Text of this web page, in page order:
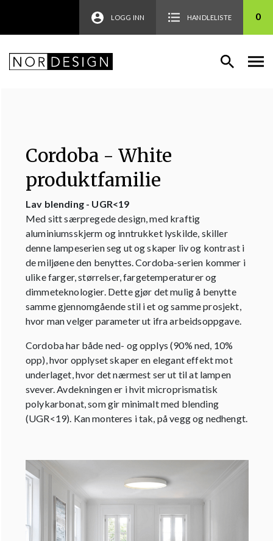
LOGG INN HANDLELISTE 0
Cordoba - White
produktfamilie
Lav blending - UGR<19
Med sitt særpregede design, med kraftig
aluminiumsskjerm og inntrukket lyskilde, skiller
denne lampeserien seg ut og skaper liv og kontrast i
de miljøene den benyttes. Cordoba-serien kommer i
ulike farger, størrelser, fargetemperaturer og
dimmeteknologier. Dette gjør det mulig å benytte
samme gjennomgående stil i et og samme prosjekt,
hvor man velger parameter ut ifra arbeidsoppgave.
Cordoba har både ned- og opplys (90% ned, 10%
opp), hvor opplyset skaper en elegant effekt mot
underlaget, hvor det nærmest ser ut til at lampen
svever. Avdekningen er i hvit microprismatisk
polykarbonat, som gir minimalt med blending
(UGR<19). Kan monteres i tak, på vegg og nedhengt.